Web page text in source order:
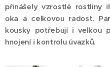
přinášely vzrostlé rostliny
oka a celkovou radost.
kousky potřebují i velkou
hnojení i kontrolu úvazků.